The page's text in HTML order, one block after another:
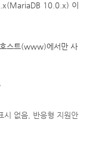
10.0.x) 이
스트(www)에서만 사
시 없음, 반응형 지원안